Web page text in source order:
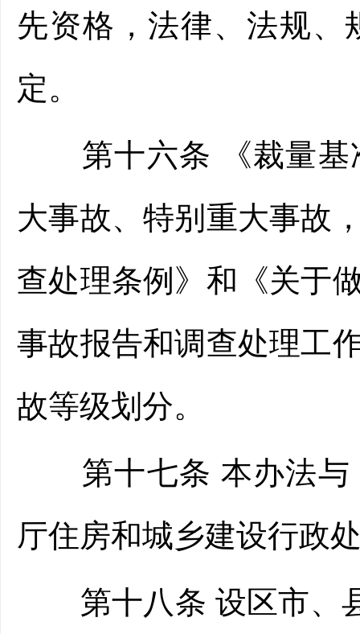
先资格，法律、法规、
定。
第十六条 《裁量基
大事故、特别重大事故
查处理条例》和《关于
事故报告和调查处理工
故等级划分。
第十七条 本办法与
厅住房和城乡建设行政
第十八条 设区市、县